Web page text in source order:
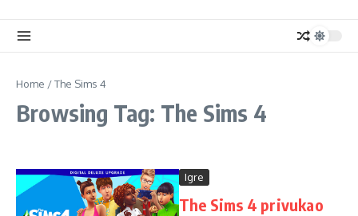
Home /The Sims 4
Browsing Tag: The Sims 4
Igre
The Sims 4 privukao